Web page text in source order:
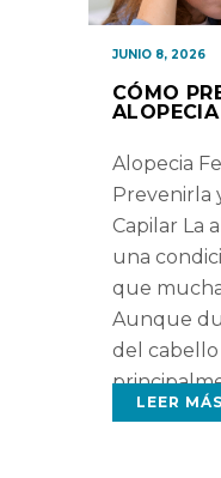
JUNIO 8, 2026
CÓMO
Alopecia
Prevenirla
Capilar La
una
que
Aunque
del cabello
LEER MÁS